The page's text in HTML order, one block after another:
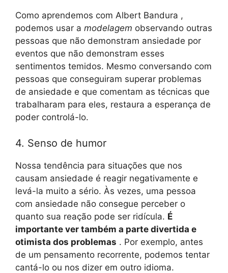
Como aprendemos com Albert Bandura ,
podemos usar a modelagem observando outras
pessoas que não demonstram ansiedade por
eventos que não demonstram esses
sentimentos temidos. Mesmo conversando com
pessoas que conseguiram superar problemas
de ansiedade e que comentam as técnicas que
trabalharam para eles, restaura a esperança de
poder controlá-lo.
4. Senso de humor
Nossa tendência para situações que nos
causam ansiedade é reagir negativamente e
levá-la muito a sério. Às vezes, uma pessoa
com ansiedade não consegue perceber o
quanto sua reação pode ser ridícula. É
importante ver também a parte divertida e
otimista dos problemas . Por exemplo, antes
de um pensamento recorrente, podemos tentar
cantá-lo ou nos dizer em outro idioma.